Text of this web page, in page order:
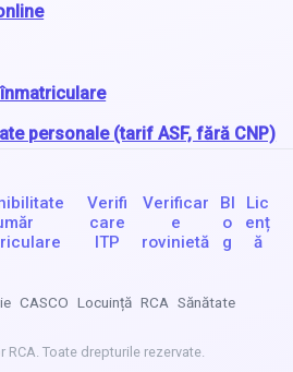
personale (tarif ASF, fără CNP)
Verifi
care
ITP
Verificar
e
rovinietă
Bl
o
g
Lic
enț
ă
CASCO Locuință RCA Sănătate
RCA. Toate drepturile rezervate.